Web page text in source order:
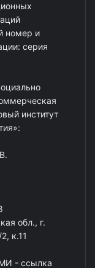
номер и
серия
институт
обл., г.
к.11
- ссылка